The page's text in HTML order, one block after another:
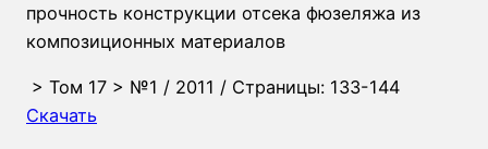
прочность конструкции отсека фюзеляжа из
композиционных материалов
> Том 17 > №1 / 2011 / Страницы: 133-144
Скачать